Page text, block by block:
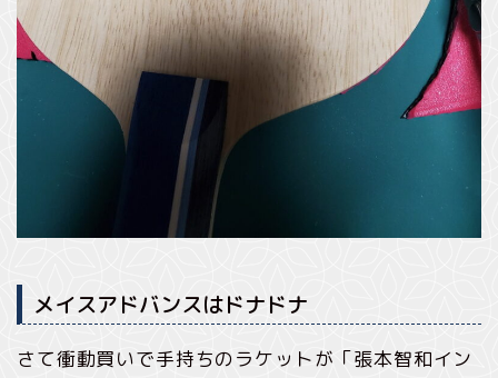
メイスアドバンスはドナドナ
さて衝動買いで手持ちのラケットが「張本智和イン